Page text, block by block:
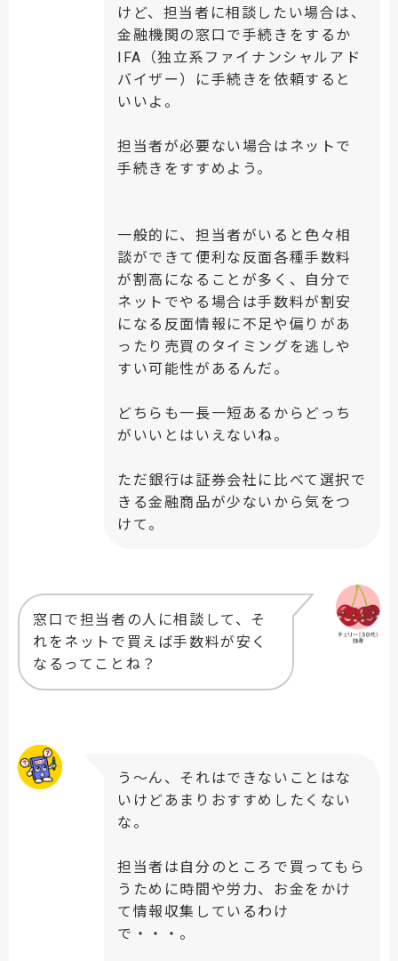
けど、担当者に相談したい場合は、
金融機関の窓口で手続きをするか
IFA（独立系ファイナンシャルアド
バイザー）に手続きを依頼すると
いいよ。
担当者が必要ない場合はネットで
手続きをすすめよう。
一般的に、担当者がいると色々相
談ができて便利な反面各種手数料
が割高になることが多く、自分で
ネットでやる場合は手数料が割安
になる反面情報に不足や偏りがあ
ったり売買のタイミングを逃しや
すい可能性があるんだ。
どちらも一長一短あるからどっち
がいいとはいえないね。
ただ銀行は証券会社に比べて選択で
きる金融商品が少ないから気をつ
けて。
窓口で担当者の人に相談して、そ
れをネットで買えば手数料が安く
なるってことね？
う〜ん、それはできないことはな
いけどあまりおすすめしたくない
な。
担当者は自分のところで買ってもら
うために時間や労力、お金をかけ
て情報収集しているわけ
で・・・。